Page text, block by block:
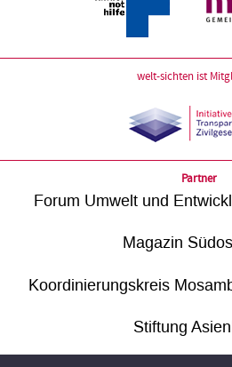
welt-sichten ist
Partner
Forum Umwelt und
Magazin
Koordinierungskreis
Stiftung